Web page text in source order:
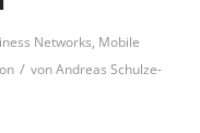
Networks, Mobile
/ vonAndreas Schulze-